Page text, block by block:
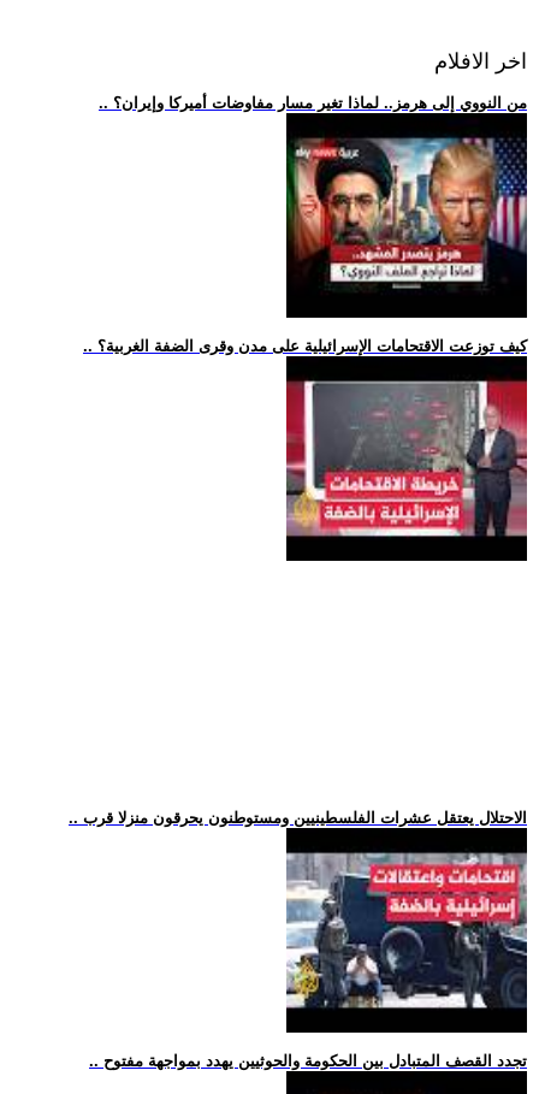
اخر الافلام
.. من النووي إلى هرمز.. لماذا تغير مسار مفاوضات أميركا وإيران؟
.. كيف توزعت الاقتحامات الإسرائيلية على مدن وقرى الضفة الغربية؟
.. الاحتلال يعتقل عشرات الفلسطينيين ومستوطنون يحرقون منزلا قرب
.. تجدد القصف المتبادل بين الحكومة والحوثيين يهدد بمواجهة مفتوح